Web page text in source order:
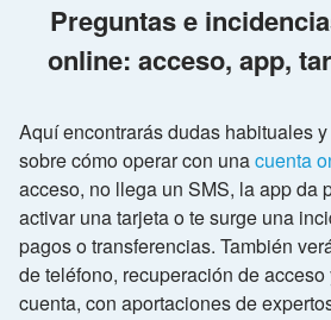
Preguntas e
online: acceso, app,
Aquí encontrarás dudas habituales
sobre cómo operar con unacuenta
acceso, no llega un SMS, la app da
activar una tarjeta o te surge una
pagos o transferencias. También
de teléfono, recuperación de
cuenta, con aportaciones de